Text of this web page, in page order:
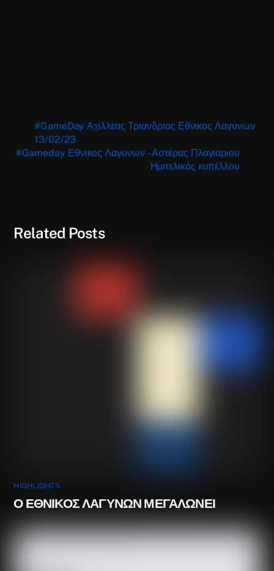
#GameDay Αχιλλεας Τριανδριας Εθνικος Λαγυνων
13/02/23
#Gameday Εθνικος Λαγυνων – Αστέρας Πλαγιαριου
Ημιτελικός κυπέλλου
Related Posts
HIGHLIGHTS
Ο ΕΘΝΙΚΟΣ ΛΑΓΥΝΩΝ ΜΕΓΑΛΩΝΕΙ